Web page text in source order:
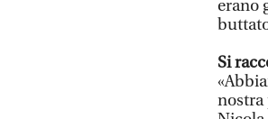
erano
Si
nostra